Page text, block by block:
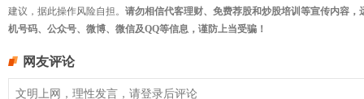
建议，据此操作风险自担。 请勿相信代客理财、免费荐股和炒股培训等宣传内容
机号码、公众号、微博、微信及QQ等信息，谨防上当受骗！
网友评论